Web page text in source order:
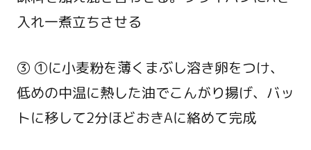
入れ一煮立ちさせる
③ ①に小麦粉を薄くまぶし溶き卵をつけ、
低めの中温に熱した油でこんがり揚げ、バッ
トに移して2分ほどおきAに絡めて完成